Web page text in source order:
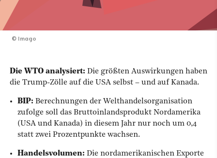
© Imago
Die WTO analysiert: Die größten Auswirkungen haben
die Trump-Zölle auf die USA selbst – und auf Kanada.
BIP: Berechnungen der Welthandelsorganisation
zufolge soll das Bruttoinlandsprodukt Nordamerika
(USA und Kanada) in diesem Jahr nur noch um 0,4
statt zwei Prozentpunkte wachsen.
Handelsvolumen: Die nordamerikanischen Exporte